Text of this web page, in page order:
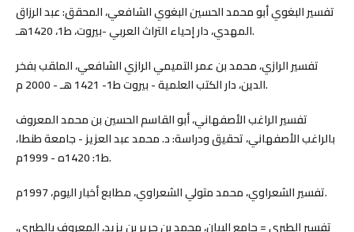
تفسير البغوي أبو محمد الحسين البغوي الشافعي، المحقق: عبد الرزاق
المهدي، دار إحياء التراث العربي -بيروت، ط1، 1420هـ.
تفسير الرازي، محمد بن عمر التميمي الرازي الشافعي، الملقب بفخر
الدين، دار الكتب العلمية - بيروت ط1- 1421 هـ - 2000 م.
تفسير الراغب الأصفهاني، أبو القاسم الحسين بن محمد المعروف
بالراغب الأصفهاني، تحقيق ودراسة: د. محمد عبد العزيز - جامعة طنطا،
ط1: 1420ه - 1999م.
تفسير الشعراوي، محمد متولي الشعراوي، مطابع أخبار اليوم، 1997م.
تفسير الطبري = جامع البيان، محمد بن جرير بن يزيد، المعروف بالطبري،